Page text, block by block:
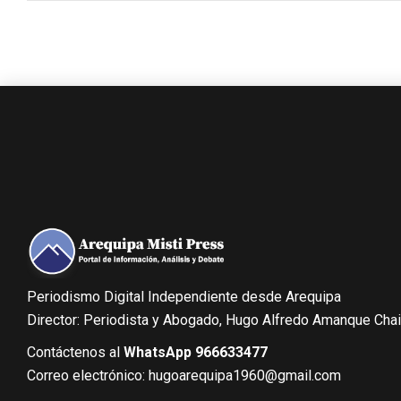
Periodismo Digital Independiente desde Arequipa
Director: Periodista y Abogado, Hugo Alfredo Amanque
Contáctenos al WhatsApp 966633477
Correo electrónico: hugoarequipa1960@gmail.com